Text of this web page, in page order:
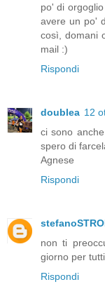
po' di
avere un po'
così, domani
mail :)
Rispondi
doublea 12
ci sono
spero di
Agnese
Rispondi
non ti
giorno per
Rispondi